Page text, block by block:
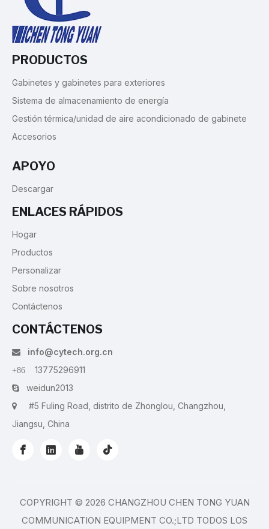
PRODUCTOS
Gabinetes y gabinetes para exteriores
Sistema de almacenamiento de energía
Gestión térmica/unidad de aire acondicionado de gabinete
Accesorios
APOYO
Descargar
ENLACES RÁPIDOS
Hogar
Productos
Personalizar
Sobre nosotros
Contáctenos
CONTÁCTENOS
 info@cytech.org.cn
+86 13775296911
 weidun2013
 #5 Fuling Road, distrito de Zhonglou, Changzhou,
Jiangsu, China
COPYRIGHT © 2026 CHANGZHOU CHEN TONG YUAN
COMMUNICATION EQUIPMENT CO.;LTD TODOS LOS